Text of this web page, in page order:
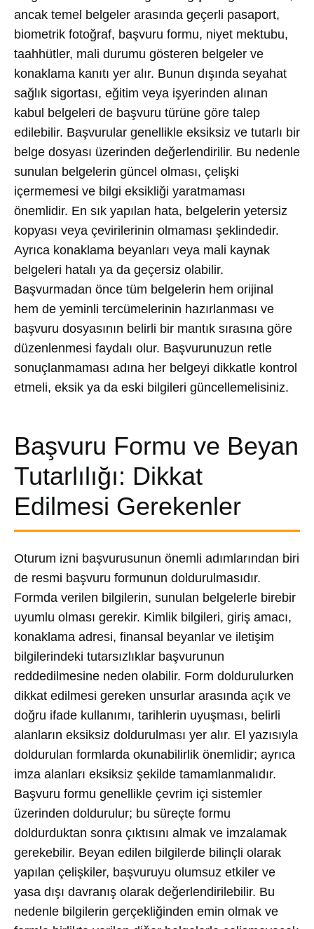
ancak temel belgeler arasında geçerli pasaport,
biometrik fotoğraf, başvuru formu, niyet mektubu,
taahhütler, mali durumu gösteren belgeler ve
konaklama kanıtı yer alır. Bunun dışında seyahat
sağlık sigortası, eğitim veya işyerinden alınan
kabul belgeleri de başvuru türüne göre talep
edilebilir. Başvurular genellikle eksiksiz ve tutarlı bir
belge dosyası üzerinden değerlendirilir. Bu nedenle
sunulan belgelerin güncel olması, çelişki
içermemesi ve bilgi eksikliği yaratmaması
önemlidir. En sık yapılan hata, belgelerin yetersiz
kopyası veya çevirilerinin olmaması şeklindedir.
Ayrıca konaklama beyanları veya mali kaynak
belgeleri hatalı ya da geçersiz olabilir.
Başvurmadan önce tüm belgelerin hem orijinal
hem de yeminli tercümelerinin hazırlanması ve
başvuru dosyasının belirli bir mantık sırasına göre
düzenlenmesi faydalı olur. Başvurunuzun retle
sonuçlanmaması adına her belgeyi dikkatle kontrol
etmeli, eksik ya da eski bilgileri güncellemelisiniz.
Başvuru Formu ve Beyan
Tutarlılığı: Dikkat
Edilmesi Gerekenler
Oturum izni başvurusunun önemli adımlarından biri
de resmi başvuru formunun doldurulmasıdır.
Formda verilen bilgilerin, sunulan belgelerle birebir
uyumlu olması gerekir. Kimlik bilgileri, giriş amacı,
konaklama adresi, finansal beyanlar ve iletişim
bilgilerindeki tutarsızlıklar başvurunun
reddedilmesine neden olabilir. Form doldurulurken
dikkat edilmesi gereken unsurlar arasında açık ve
doğru ifade kullanımı, tarihlerin uyuşması, belirli
alanların eksiksiz doldurulması yer alır. El yazısıyla
doldurulan formlarda okunabilirlik önemlidir; ayrıca
imza alanları eksiksiz şekilde tamamlanmalıdır.
Başvuru formu genellikle çevrim içi sistemler
üzerinden doldurulur; bu süreçte formu
doldurduktan sonra çıktısını almak ve imzalamak
gerekebilir. Beyan edilen bilgilerde bilinçli olarak
yapılan çelişkiler, başvuruyu olumsuz etkiler ve
yasa dışı davranış olarak değerlendirilebilir. Bu
nedenle bilgilerin gerçekliğinden emin olmak ve